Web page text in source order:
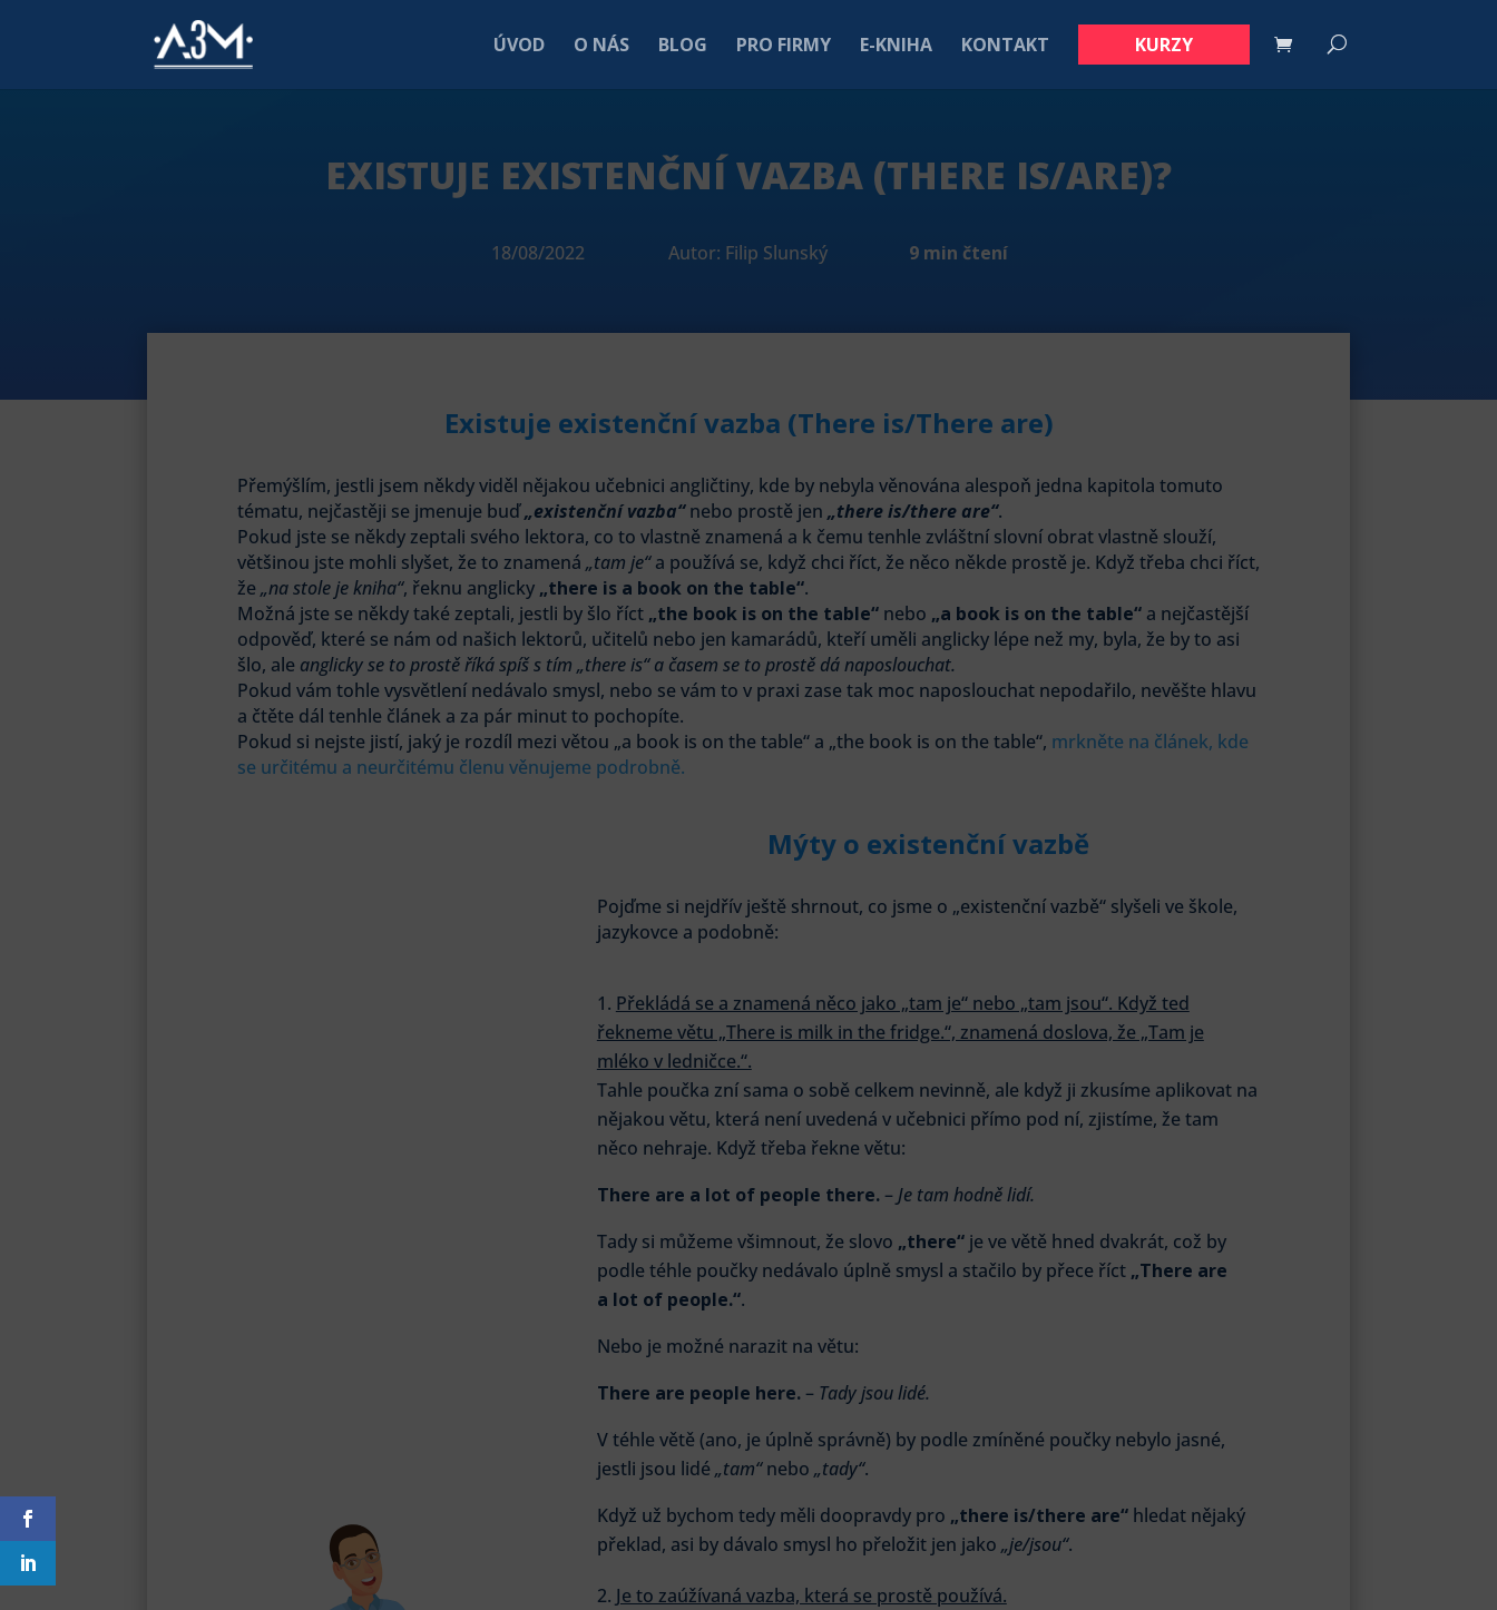
ÚVOD O NÁS BLOG PRO FIRMY E-KNIHA KONTAKT KURZY
EXISTUJE EXISTENČNÍ VAZBA (THERE IS/ARE)?
18/08/2022 Autor: Filip Slunský 9 min čtení
Existuje existenční vazba (There is/There are)
Přemýšlím, jestli jsem někdy viděl nějakou učebnici angličtiny, kde by nebyla věnována alespoň jedna kapitola tomuto
tématu, nejčastěji se jmenuje buď„existenční vazba“nebo prostě jen „there is/there are“.
Pokud jste se někdy zeptali svého lektora, co to vlastně znamená a k čemu tenhle zvláštní slovní obrat vlastně slouží,
většinou jste mohli slyšet, že to znamená „tam je“a používá se, když chci říct, že něco někde prostě je. Když třeba chci říct,
že „na stole je kniha“, řeknu anglicky „there is a book on the table“.
Možná jste se někdy také zeptali, jestli by šlo říct „the book is on the table“ nebo „a book is on the table“ a nejčastější
odpověď, které se nám od našich lektorů, učitelů nebo jen kamarádů, kteří uměli anglicky lépe než my, byla, že by to asi
šlo, ale anglicky se to prostě říká spíš s tím „there is“ a časem se to prostě dá naposlouchat.
Pokud vám tohle vysvětlení nedávalo smysl, nebo se vám to v praxi zase tak moc naposlouchat nepodařilo, nevěšte hlavu
a čtěte dál tenhle článek a za pár minut to pochopíte.
Pokud si nejste jistí, jaký je rozdíl mezi větou „a book is on the table“ a „the book is on the table“, mrkněte na článek, kde
se určitému a neurčitému členu věnujeme podrobně.
Mýty o existenční vazbě
Pojďme si nejdřív ještě shrnout, co jsme o „existenční vazbě“ slyšeli ve škole,
jazykovce a podobně:
Překládá se a znamená něco jako „tam je“ nebo „tam jsou“. Když ted
řekneme větu „There is milk in the fridge.“, znamená doslova, že „Tam je
mléko v ledničce.“.
Tahle poučka zní sama o sobě celkem nevinně, ale když ji zkusíme aplikovat na
nějakou větu, která není uvedená v učebnici přímo pod ní, zjistíme, že tam
něco nehraje. Když třeba řekne větu:
There are a lot of people there.– Je tam hodně lidí.
Tady si můžeme všimnout, že slovo „there“je ve větě hned dvakrát, což by
podle téhle poučky nedávalo úplně smysl a stačilo by přece říct „There are
a lot of people.“.
Nebo je možné narazit na větu:
There are people here.– Tady jsou lidé.
V téhle větě (ano, je úplně správně) by podle zmíněné poučky nebylo jasné,
jestli jsou lidé „tam“nebo „tady“.
Když už bychom tedy měli doopravdy pro „there is/there are“hledat nějaký
překlad, asi by dávalo smysl ho přeložit jen jako „je/jsou“.
Je to zaúžívaná vazba, která se prostě používá.